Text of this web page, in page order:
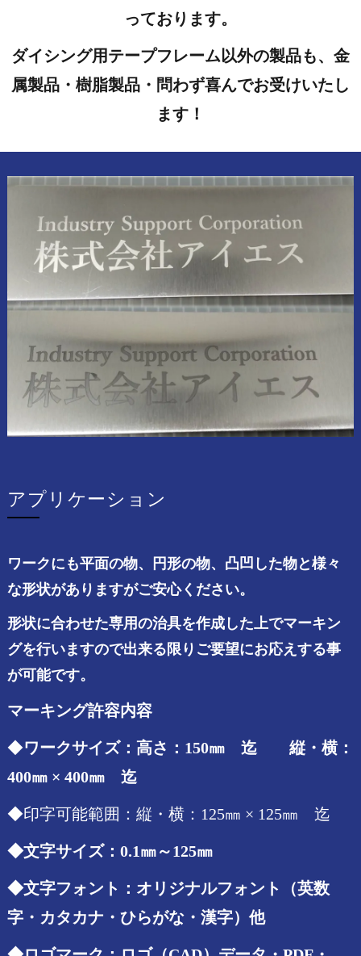
っております。
ダイシング用テープフレーム以外の製品も、金
属製品・樹脂製品・問わず喜んでお受けいたし
ます！
アプリケーション
ワークにも平面の物、円形の物、凸凹した物と様々
な形状がありますがご安心ください。
形状に合わせた専用の治具を作成した上でマーキン
グを行いますので出来る限りご要望にお応えする事
が可能です。
マーキング許容内容
◆ワークサイズ：高さ：150㎜ 迄 縦・横：
400㎜ × 400㎜ 迄
◆印字可能範囲：縦・横：125㎜ × 125㎜ 迄
◆文字サイズ：0.1㎜～125㎜
◆文字フォント：オリジナルフォント（英数
字・カタカナ・ひらがな・漢字）他